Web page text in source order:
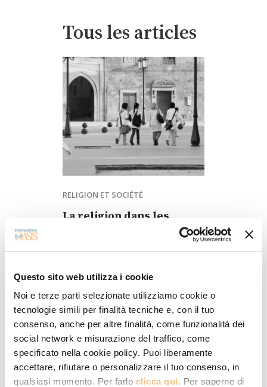
Questo sito web utilizza i cookie
Noi e terze parti selezionate utilizziamo cookie o
tecnologie simili per finalità tecniche e, con il tuo
consenso, anche per altre finalità, come funzionalità dei
social network e misurazione del traffico, come
specificato nella cookie policy. Puoi liberamente
accettare, rifiutare o personalizzare il tuo consenso, in
qualsiasi momento. Per farlo clicca qui. Per saperne di
Tous les articles
RELIGION ET SOCIÉTÉ
La religion dans les
La présence du dogme religieux
dans l’éducation au Maroc
20.02.2017
Omar Brouksy
En savoir plus